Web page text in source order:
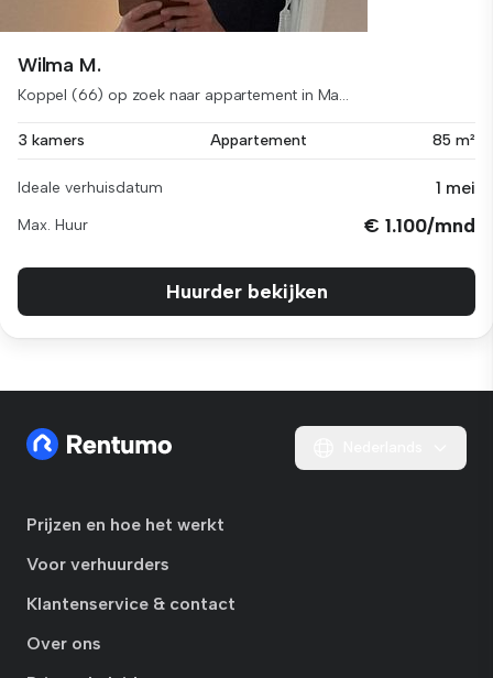
Wilma M.
Koppel (66) op zoek naar appartement in Ma...
3 kamers Appartement 85 m²
Ideale verhuisdatum 1 mei
Max. Huur € 1.100/mnd
Huurder bekijken
Prijzen en hoe het werkt
Voor verhuurders
Klantenservice & contact
Over ons